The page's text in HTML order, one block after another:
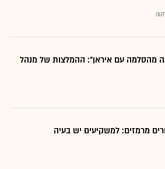
מהסלמה עם איראן": ההמלצות של מנהל
מרמזים: למשקיעים יש בעיה